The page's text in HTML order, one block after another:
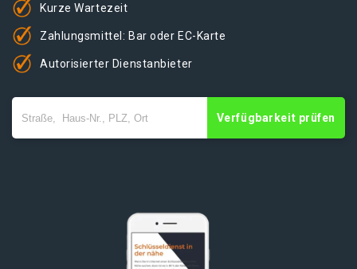
Kurze Wartezeit
Zahlungsmittel: Bar oder EC-Karte
Autorisierter Dienstanbieter
Verfügbarkeit prüfen